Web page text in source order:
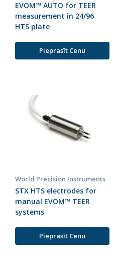
EVOM™ AUTO for TEER
measurement in 24/96
HTS plate
Pieprasīt Cenu
World Precision Instruments
STX HTS electrodes for
manual EVOM™ TEER
systems
Pieprasīt Cenu